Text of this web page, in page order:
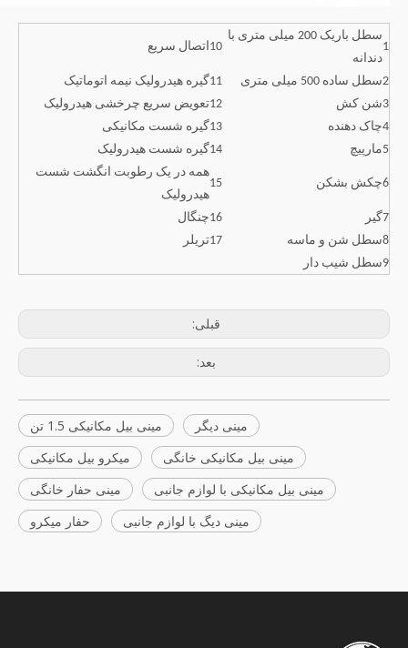
1
سطل باریک 200 میلی متری با
دندانه
10اتصال سریع
2سطل ساده 500 میلی متری 11گیره هیدرولیک نیمه اتوماتیک
3شن کش 12تعویض سریع چرخشی هیدرولیک
4چاک دهنده 13گیره شست مکانیکی
5مارپیچ 14گیره شست هیدرولیک
6چکش بشکن 15
همه در یک رطوبت انگشت شست
هیدرولیک
7گیر 16چنگال
8سطل شن و ماسه 17تریلر
9سطل شیب دار
قبلی:
بعد:
مینی بیل مکانیکی 1.5 تن
مینی دیگر
میکرو بیل مکانیکی
مینی بیل مکانیکی خانگی
مینی حفار خانگی
مینی بیل مکانیکی با لوازم جانبی
حفار میکرو
مینی دیگ با لوازم جانبی